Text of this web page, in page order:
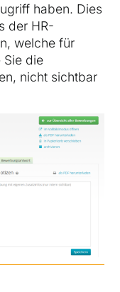
haben. Dies
der HR-
welche für
Sie die
nicht sichtbar